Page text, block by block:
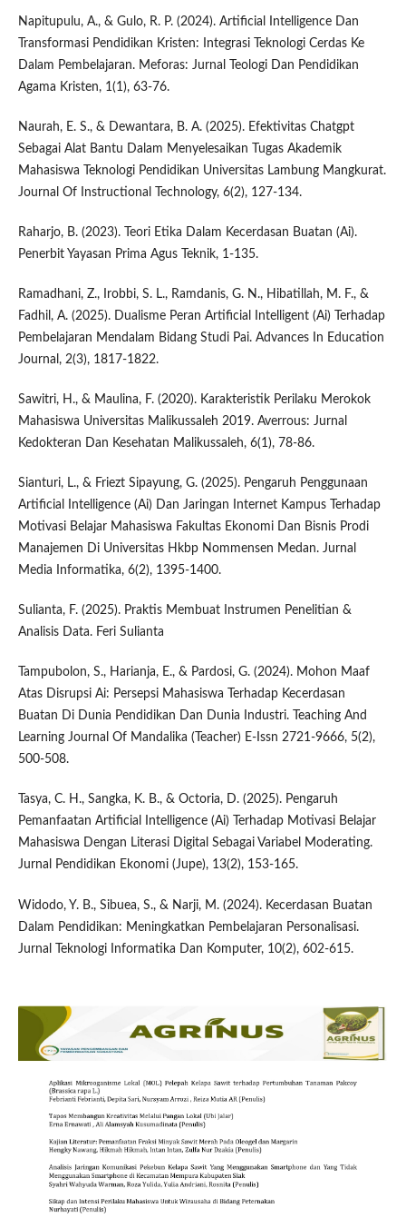
Napitupulu, A., & Gulo, R. P. (2024). Artificial Intelligence Dan
Transformasi Pendidikan Kristen: Integrasi Teknologi Cerdas Ke
Dalam Pembelajaran. Meforas: Jurnal Teologi Dan Pendidikan
Agama Kristen, 1(1), 63-76.
Naurah, E. S., & Dewantara, B. A. (2025). Efektivitas Chatgpt
Sebagai Alat Bantu Dalam Menyelesaikan Tugas Akademik
Mahasiswa Teknologi Pendidikan Universitas Lambung Mangkurat.
Journal Of Instructional Technology, 6(2), 127-134.
Raharjo, B. (2023). Teori Etika Dalam Kecerdasan Buatan (Ai).
Penerbit Yayasan Prima Agus Teknik, 1-135.
Ramadhani, Z., Irobbi, S. L., Ramdanis, G. N., Hibatillah, M. F., &
Fadhil, A. (2025). Dualisme Peran Artificial Intelligent (Ai) Terhadap
Pembelajaran Mendalam Bidang Studi Pai. Advances In Education
Journal, 2(3), 1817-1822.
Sawitri, H., & Maulina, F. (2020). Karakteristik Perilaku Merokok
Mahasiswa Universitas Malikussaleh 2019. Averrous: Jurnal
Kedokteran Dan Kesehatan Malikussaleh, 6(1), 78-86.
Sianturi, L., & Friezt Sipayung, G. (2025). Pengaruh Penggunaan
Artificial Intelligence (Ai) Dan Jaringan Internet Kampus Terhadap
Motivasi Belajar Mahasiswa Fakultas Ekonomi Dan Bisnis Prodi
Manajemen Di Universitas Hkbp Nommensen Medan. Jurnal
Media Informatika, 6(2), 1395-1400.
Sulianta, F. (2025). Praktis Membuat Instrumen Penelitian &
Analisis Data. Feri Sulianta
Tampubolon, S., Harianja, E., & Pardosi, G. (2024). Mohon Maaf
Atas Disrupsi Ai: Persepsi Mahasiswa Terhadap Kecerdasan
Buatan Di Dunia Pendidikan Dan Dunia Industri. Teaching And
Learning Journal Of Mandalika (Teacher) E-Issn 2721-9666, 5(2),
500-508.
Tasya, C. H., Sangka, K. B., & Octoria, D. (2025). Pengaruh
Pemanfaatan Artificial Intelligence (Ai) Terhadap Motivasi Belajar
Mahasiswa Dengan Literasi Digital Sebagai Variabel Moderating.
Jurnal Pendidikan Ekonomi (Jupe), 13(2), 153-165.
Widodo, Y. B., Sibuea, S., & Narji, M. (2024). Kecerdasan Buatan
Dalam Pendidikan: Meningkatkan Pembelajaran Personalisasi.
Jurnal Teknologi Informatika Dan Komputer, 10(2), 602-615.